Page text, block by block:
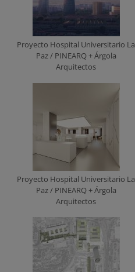
Proyecto Hospital Universitario La
Paz / PINEARQ + Árgola
Arquitectos
Proyecto Hospital Universitario La
Paz / PINEARQ + Árgola
Arquitectos